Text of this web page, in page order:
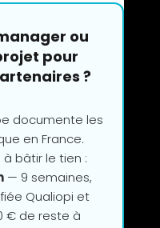
ou
pour
?
documente les
en France.
bâtir le tien :
— 9 semaines,
Qualiopi et
€ de reste à